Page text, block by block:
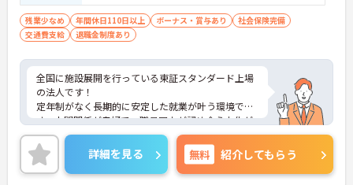
残業少なめ 年間休日110日以上 ボーナス・賞与あり
社会保険完備
交通費支給
退職金制度あり
全国に施設展開を行っている東証スタンダード上場
の法人です！
定年制がなく長期的に安定した就業が叶う環境で
す。人間関係が良好で、職員同士が認め合う文化が
根付いています。
ご興味のある方には、面接対策ポイントなど、さら
に詳細をご案内しますのでお気軽にご相談くださ
い！
詳細を見る 無料 紹介してもらう